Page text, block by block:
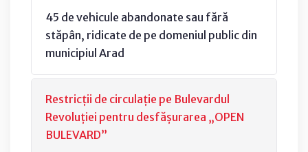
45 de vehicule abandonate sau fără
stăpân, ridicate de pe domeniul public din
municipiul Arad
Restricții de circulație pe Bulevardul
Revoluției pentru desfășurarea „OPEN
BULEVARD”